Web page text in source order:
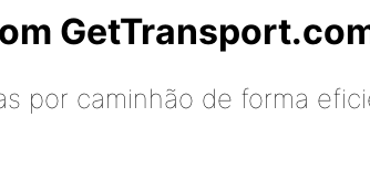
por caminhão de forma